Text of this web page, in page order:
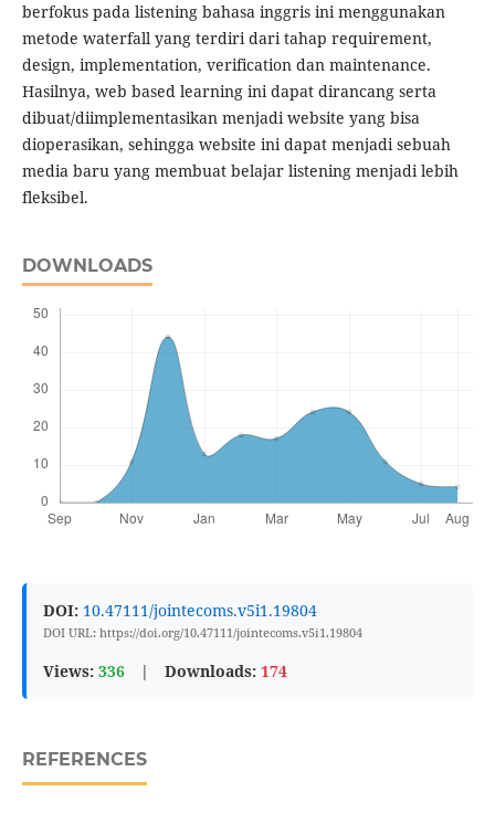
berfokus pada listening bahasa inggris ini menggunakan
metode waterfall yang terdiri dari tahap requirement,
design, implementation, verification dan maintenance.
Hasilnya, web based learning ini dapat dirancang serta
dibuat/diimplementasikan menjadi website yang bisa
dioperasikan, sehingga website ini dapat menjadi sebuah
media baru yang membuat belajar listening menjadi lebih
fleksibel.
DOWNLOADS
DOI: 10.47111/jointecoms.v5i1.19804
DOI URL: https://doi.org/10.47111/jointecoms.v5i1.19804
Views: 336 | Downloads: 174
REFERENCES